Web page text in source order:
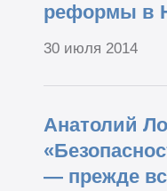
реформы в
30 июля 2014
Анатолий
— прежде